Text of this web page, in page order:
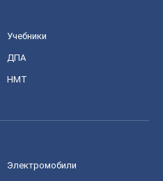
Учебники
ДПА
НМТ
Электромобили